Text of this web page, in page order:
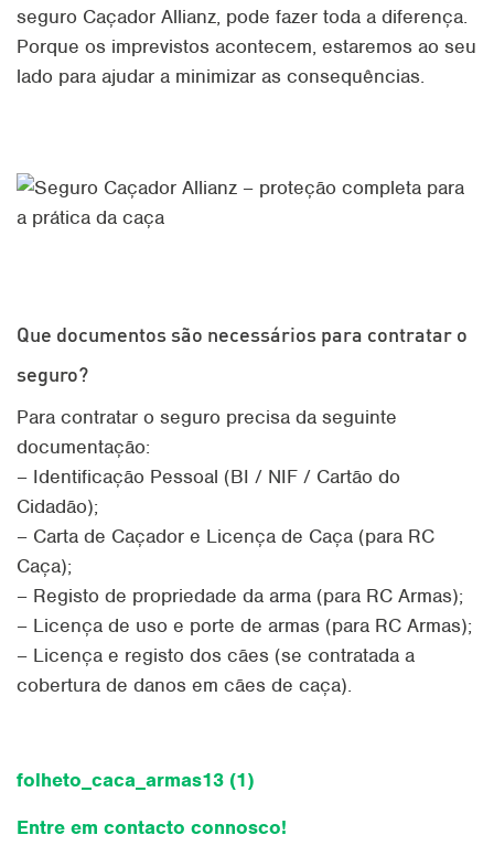
seguro Caçador Allianz, pode fazer toda a diferença.
Porque os imprevistos acontecem, estaremos ao seu
lado para ajudar a minimizar as consequências.
Que documentos são necessários para contratar o
seguro?
Para contratar o seguro precisa da seguinte
documentação:
– Identificação Pessoal (BI / NIF / Cartão do
Cidadão);
– Carta de Caçador e Licença de Caça (para RC
Caça);
– Registo de propriedade da arma (para RC Armas);
– Licença de uso e porte de armas (para RC Armas);
– Licença e registo dos cães (se contratada a
cobertura de danos em cães de caça).
folheto_caca_armas13 (1)
Entre em contacto connosco!